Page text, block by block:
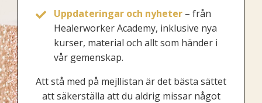
Uppdateringar och nyheter – från
Healerworker Academy, inklusive nya
kurser, material och allt som händer i
vår gemenskap.
Att stå med på mejllistan är det bästa sättet
att säkerställa att du aldrig missar något